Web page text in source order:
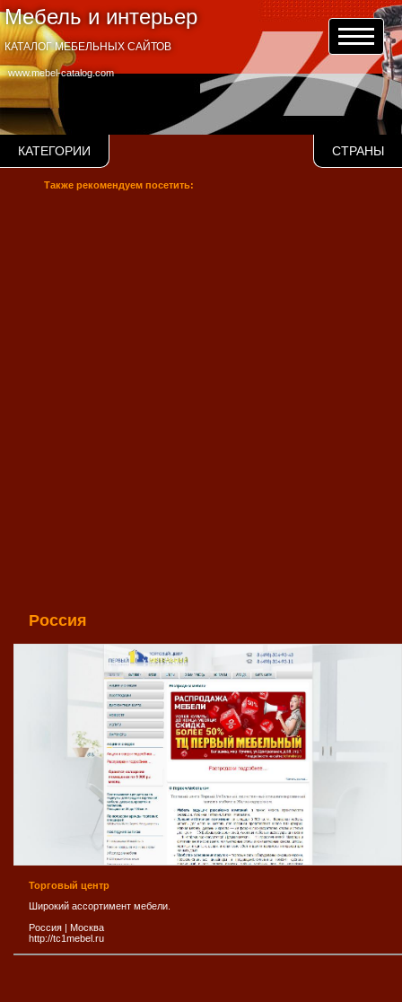
Мебель и интерьер
www.mebel-catalog.com
КАТАЛОГ МЕБЕЛЬНЫХ САЙТОВ
КАТЕГОРИИ СТРАНЫ
Также рекомендуем посетить:
Россия
Торговый центр
Широкий ассортимент мебели.
Россия | Москва
http://tc1mebel.ru